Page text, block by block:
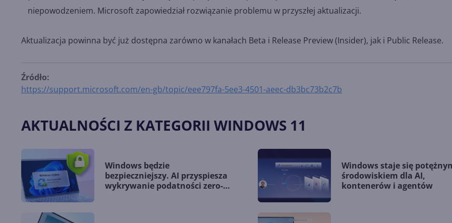
niepowodzeniem. Microsoft zapowiedział rozwiązanie problemu w przyszłej aktualizacji.
Aktualizacja powinna być już dostępna zarówno w kanałach Beta i Release Preview (Insider), jak i Public Release.
Źródło:
https://support.microsoft.com/en-gb/topic/eee797fa-5ee3-4501-aeec-db3bc73b2c7b
AKTUALNOŚCI Z KATEGORII WINDOWS 11
Windows będzie
bezpieczniejszy. AI przyspiesza
wykrywanie podatności zero-
Windows staje się
środowiskiem dla AI,
kontenerów i agentów